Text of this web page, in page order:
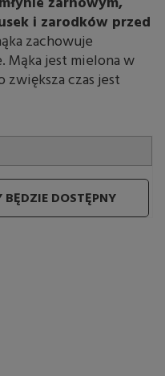
i zarodków przed
zachowuje
Mąka jest mielona w
zwiększa czas jest
DOSTĘPNY